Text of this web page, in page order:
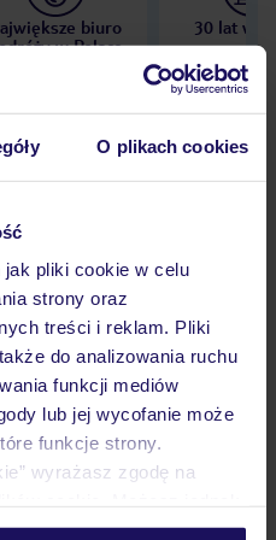
O plikach cookies
pliki cookie w celu
strony oraz
treści i reklam. Pliki
do analizowania ruchu
funkcji mediów
lub jej wycofanie może
funkcje strony.
wyrażasz zgodę na
w zakładkę
biuro
w Polsce
30 lat w